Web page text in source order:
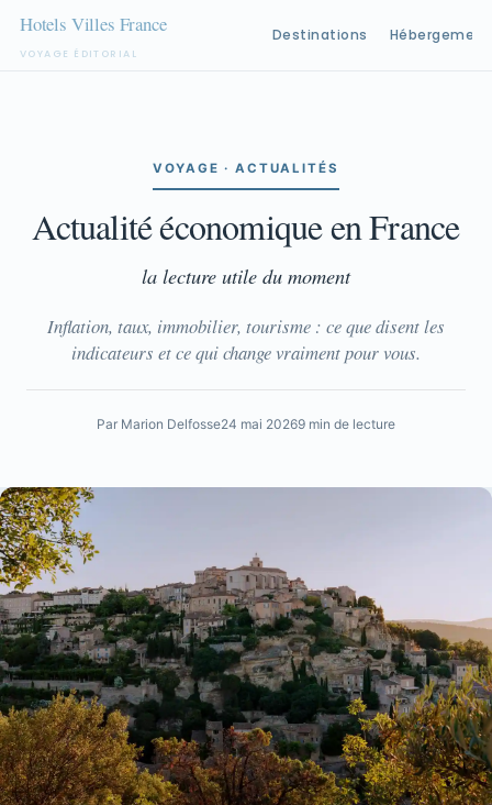
VOYAGE ÉDITORIAL
Destinations Hébergement
VOYAGE · ACTUALITÉS
Actualité économique en France
la lecture utile du moment
Inflation, taux, immobilier, tourisme : ce que disent les
indicateurs et ce qui change vraiment pour vous.
Par Marion Delfosse24 mai 20269 min de lecture